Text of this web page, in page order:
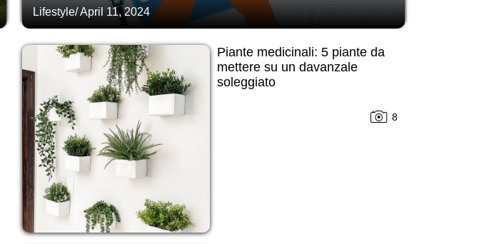
Lifestyle/April 11, 2024
Piante medicinali: 5 piante da
mettere su un davanzale
soleggiato
8